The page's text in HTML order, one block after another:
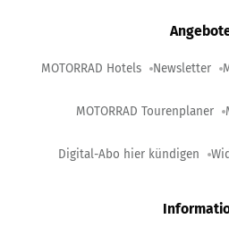
MOTORRAD Hotels Newsletter
MOTORRAD Tourenplaner
Digital-Abo hier kündigen